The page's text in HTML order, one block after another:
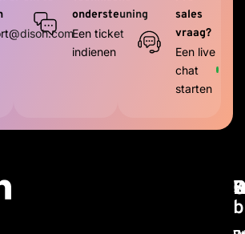
ondersteuning
Een ticket
indienen
sales
vraag?
Een live
chat
starten